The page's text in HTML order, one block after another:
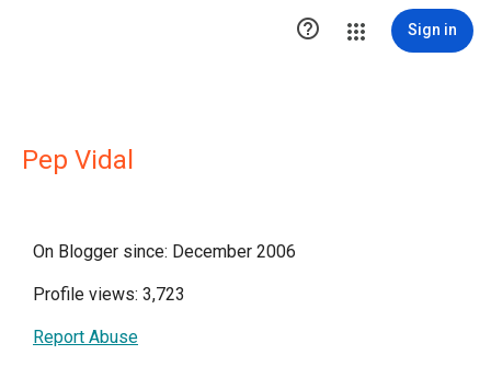
 Sign in
Pep Vidal
On Blogger since: December 2006
Profile views: 3,723
Report Abuse